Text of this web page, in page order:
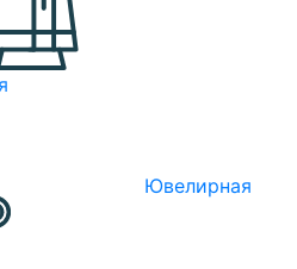
Ювелирная